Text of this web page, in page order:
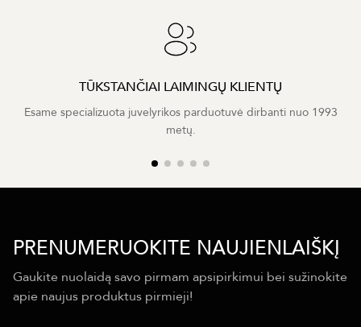
TŪKSTANČIAI LAIMINGŲ KLIENTŲ
Esame specializuota juvelyrikos parduotuvė dirbanti nuo 1993
metų.
PRENUMERUOKITE NAUJIENLAIŠKĮ
Gaukite nuolaidą savo pirmam apsipirkimui bei sužinokite
apie naujus produktus pirmieji!